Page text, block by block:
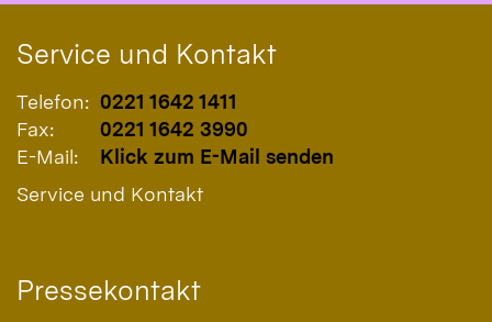
Service und Kontakt
Telefon: 0221 1642 1411
Fax:
0221 1642 3990
E-Mail:
Klick zum E-Mail senden
Service und Kontakt
Pressekontakt